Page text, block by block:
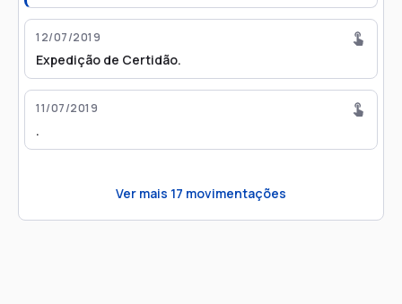
12/07/2019
Expedição de Certidão.
11/07/2019
.
Ver mais 17 movimentações